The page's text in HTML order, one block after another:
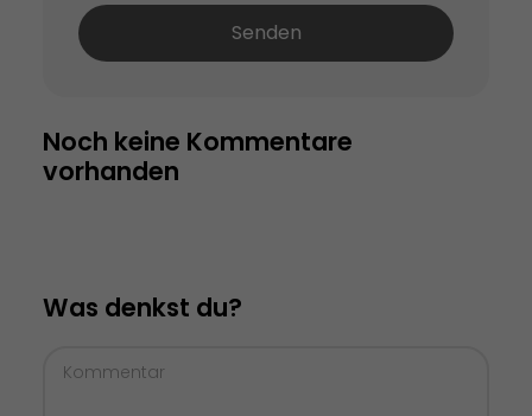
Senden
Noch keine Kommentare
vorhanden
Was denkst du?